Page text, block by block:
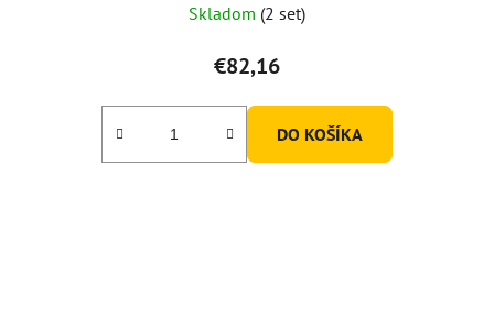
Skladom (2 set)
€82,16
DO KOŠÍKA